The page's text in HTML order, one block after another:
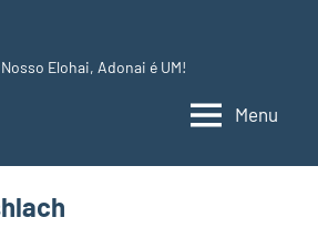
Elohai, Adonai é UM!
Menu